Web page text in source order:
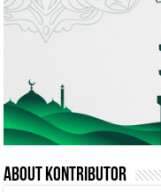
About Kontributor